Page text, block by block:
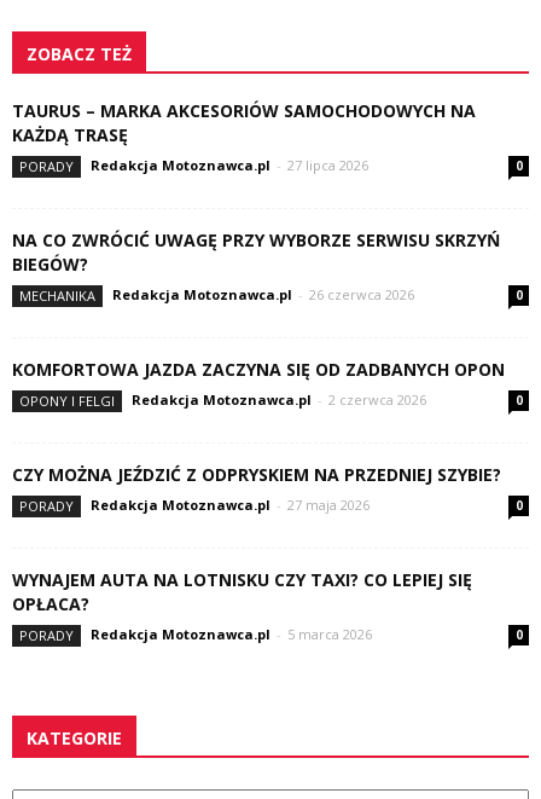
ZOBACZ TEŻ
TAURUS – MARKA AKCESORIÓW SAMOCHODOWYCH NA
KAŻDĄ TRASĘ
PORADY Redakcja Motoznawca.pl - 27 lipca 2026 0
NA CO ZWRÓCIĆ UWAGĘ PRZY WYBORZE SERWISU SKRZYŃ
BIEGÓW?
MECHANIKA Redakcja Motoznawca.pl - 26 czerwca 2026 0
KOMFORTOWA JAZDA ZACZYNA SIĘ OD ZADBANYCH OPON
OPONY I FELGI Redakcja Motoznawca.pl - 2 czerwca 2026 0
CZY MOŻNA JEŹDZIĆ Z ODPRYSKIEM NA PRZEDNIEJ SZYBIE?
PORADY Redakcja Motoznawca.pl - 27 maja 2026 0
WYNAJEM AUTA NA LOTNISKU CZY TAXI? CO LEPIEJ SIĘ
OPŁACA?
PORADY Redakcja Motoznawca.pl - 5 marca 2026 0
KATEGORIE
Kategorie